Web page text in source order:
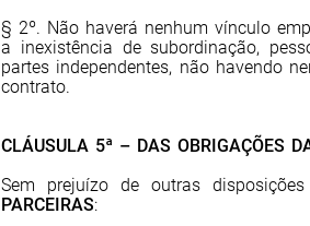
§ 2º. Não haverá nenhum vínculo
a inexistência de subordinação,
partes independentes, não havendo
contrato.
CLÁUSULA 5ª – DAS OBRIGAÇÕES
Sem prejuízo de outras
PARCEIRAS: